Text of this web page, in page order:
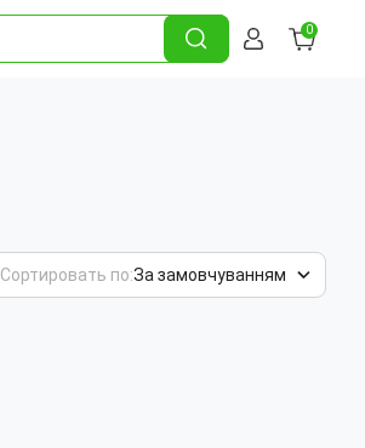
0
Сортировать по:За замовчуванням